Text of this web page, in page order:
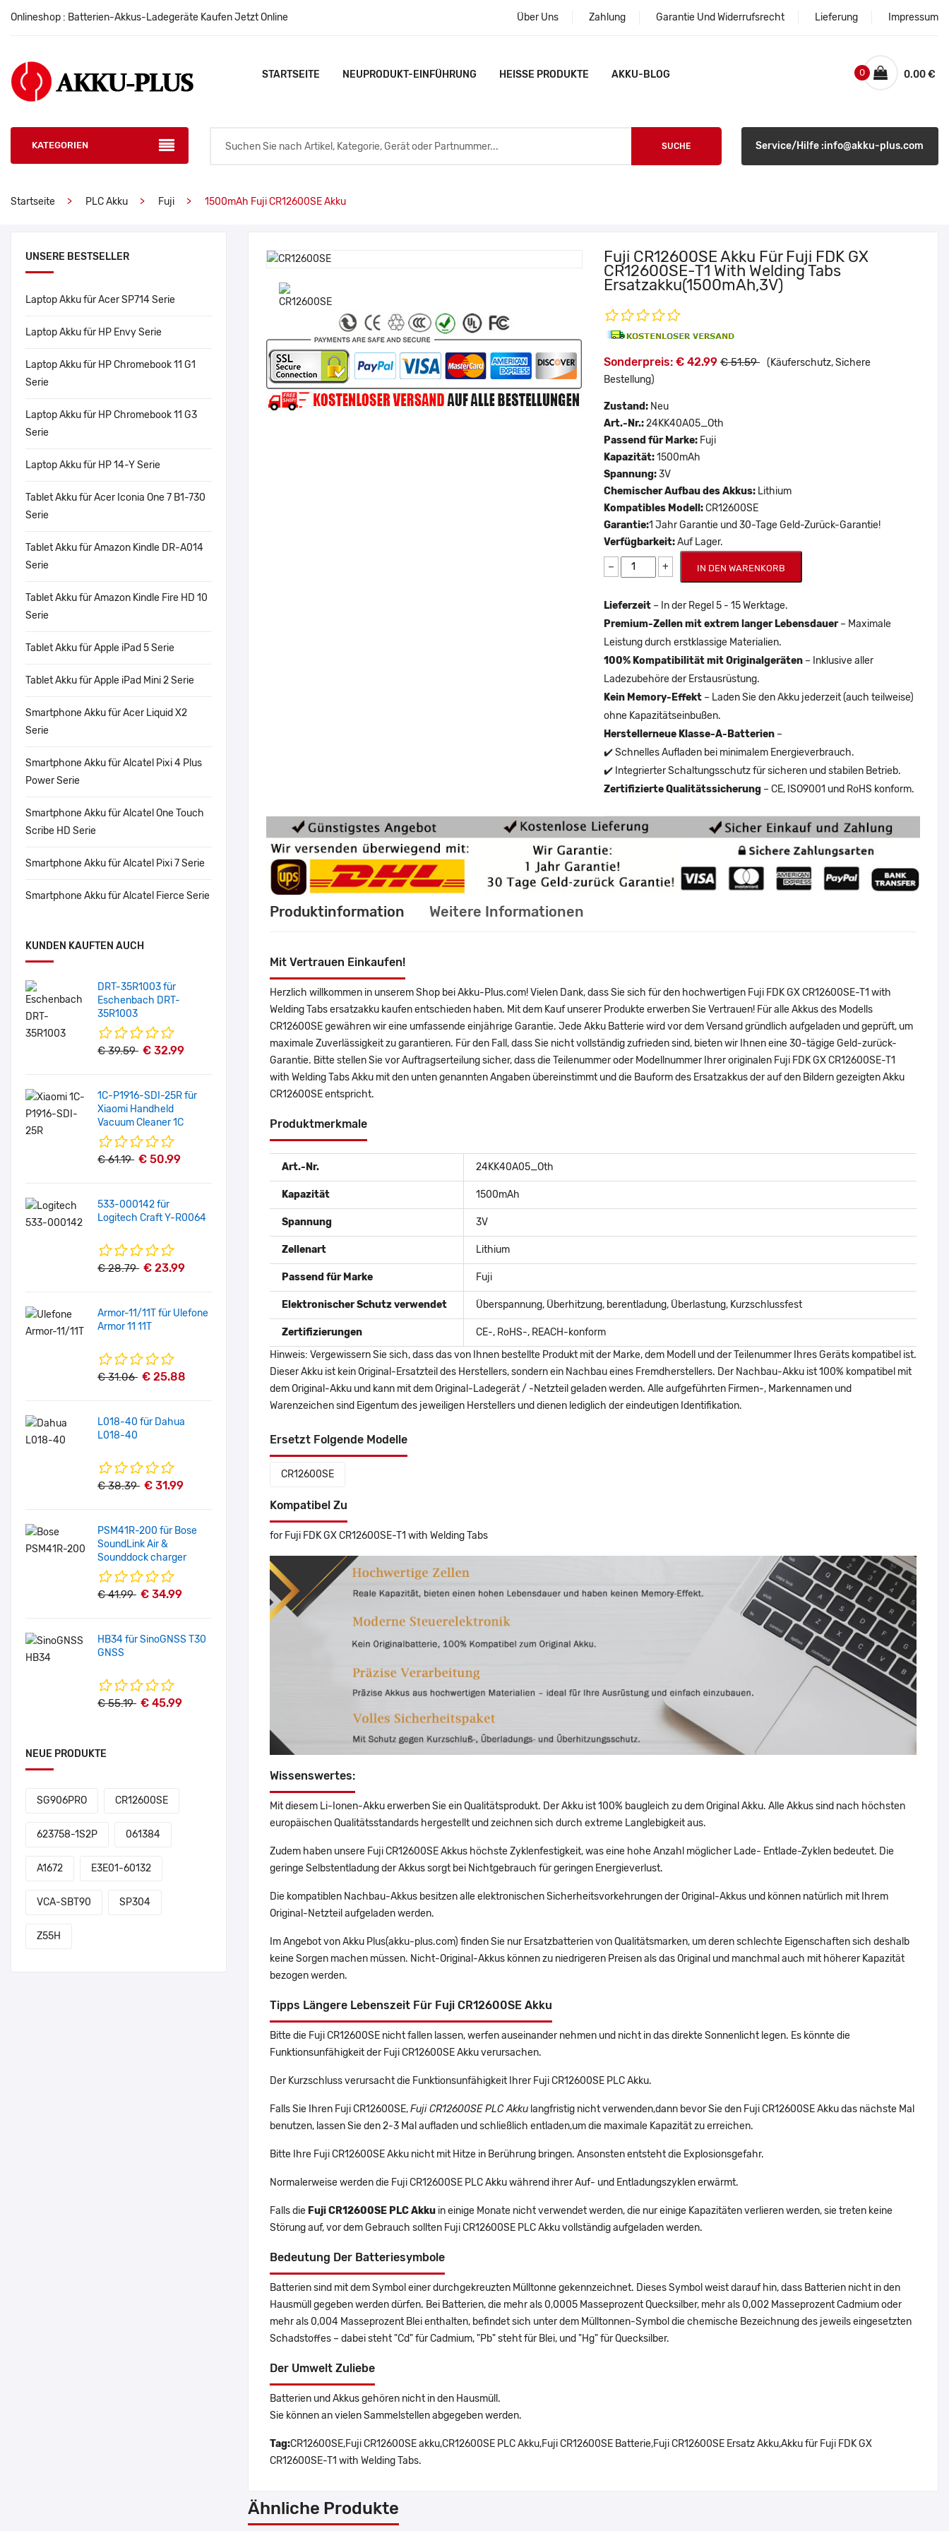
Onlineshop : Batterien-Akkus-Ladegeräte Kaufen Jetzt Online Über Uns Zahlung Garantie Und Widerrufsrecht Lieferung Impressum
STARTSEITE NEUPRODUKT-EINFÜHRUNG HEISSE PRODUKTE AKKU-BLOG 0.00 €
0
KATEGORIEN SUCHE Service/Hilfe :info@akku-plus.com
Startseite PLC Akku Fuji 1500mAh Fuji CR12600SE Akku
UNSERE BESTSELLER
Laptop Akku für Acer SP714 Serie
Laptop Akku für HP Envy Serie
Laptop Akku für HP Chromebook 11 G1
Serie
Laptop Akku für HP Chromebook 11 G3
Serie
Laptop Akku für HP 14-Y Serie
Tablet Akku für Acer Iconia One 7 B1-730
Serie
Tablet Akku für Amazon Kindle DR-A014
Serie
Tablet Akku für Amazon Kindle Fire HD 10
Serie
Tablet Akku für Apple iPad 5 Serie
Tablet Akku für Apple iPad Mini 2 Serie
Smartphone Akku für Acer Liquid X2
Serie
Smartphone Akku für Alcatel Pixi 4 Plus
Power Serie
Smartphone Akku für Alcatel One Touch
Scribe HD Serie
Smartphone Akku für Alcatel Pixi 7 Serie
Smartphone Akku für Alcatel Fierce Serie
KUNDEN KAUFTEN AUCH
DRT-35R1003 für
Eschenbach DRT-
35R1003
€ 39.59 € 32.99
1C-P1916-SDI-25R für
Xiaomi Handheld
Vacuum Cleaner 1C
€ 61.19 € 50.99
533-000142 für
Logitech Craft Y-R0064
€ 28.79 € 23.99
Armor-11/11T für Ulefone
Armor 11 11T
€ 31.06 € 25.88
L018-40 für Dahua
L018-40
€ 38.39 € 31.99
PSM41R-200 für Bose
SoundLink Air &
Sounddock charger
€ 41.99 € 34.99
HB34 für SinoGNSS T30
GNSS
€ 55.19 € 45.99
NEUE PRODUKTE
SG906PRO CR12600SE
623758-1S2P 061384
A1672 E3E01-60132
VCA-SBT90 SP304
Z55H
Fuji CR12600SE Akku Für Fuji FDK GX
CR12600SE-T1 With Welding Tabs
Ersatzakku(1500mAh,3V)
Sonderpreis: € 42.99 € 51.59 (Käuferschutz, Sichere
Bestellung)
Zustand: Neu
Art.-Nr.:24KK40A05_Oth
Passend für Marke: Fuji
Kapazität:1500mAh
Spannung:3V
Chemischer Aufbau des Akkus: Lithium
Kompatibles Modell:CR12600SE
Garantie:1 Jahr Garantie und 30-Tage Geld-Zurück-Garantie!
Verfügbarkeit:Auf Lager.
− + IN DEN WARENKORB
Lieferzeit – In der Regel 5 - 15 Werktage.
Premium-Zellen mit extrem langer Lebensdauer– Maximale
Leistung durch erstklassige Materialien.
100% Kompatibilität mit Originalgeräten – Inklusive aller
Ladezubehöre der Erstausrüstung.
Kein Memory-Effekt – Laden Sie den Akku jederzeit (auch teilweise)
ohne Kapazitätseinbußen.
Herstellerneue Klasse-A-Batterien –
✔️ Schnelles Aufladen bei minimalem Energieverbrauch.
✔️ Integrierter Schaltungsschutz für sicheren und stabilen Betrieb.
Zertifizierte Qualitätssicherung – CE, ISO9001 und RoHS konform.
Produktinformation Weitere Informationen
Mit Vertrauen Einkaufen!
Herzlich willkommen in unserem Shop bei Akku-Plus.com! Vielen Dank, dass Sie sich für den hochwertigen Fuji FDK GX CR12600SE-T1 with
Welding Tabs ersatzakku kaufen entschieden haben. Mit dem Kauf unserer Produkte erwerben Sie Vertrauen! Für alle Akkus des Modells
CR12600SE gewähren wir eine umfassende einjährige Garantie. Jede Akku Batterie wird vor dem Versand gründlich aufgeladen und geprüft, um
maximale Zuverlässigkeit zu garantieren. Für den Fall, dass Sie nicht vollständig zufrieden sind, bieten wir Ihnen eine 30-tägige Geld-zurück-
Garantie. Bitte stellen Sie vor Auftragserteilung sicher, dass die Teilenummer oder Modellnummer Ihrer originalen Fuji FDK GX CR12600SE-T1
with Welding Tabs Akku mit den unten genannten Angaben übereinstimmt und die Bauform des Ersatzakkus der auf den Bildern gezeigten Akku
CR12600SE entspricht.
Produktmerkmale
Art.-Nr. 24KK40A05_Oth
Kapazität 1500mAh
Spannung 3V
Zellenart Lithium
Passend für Marke Fuji
Elektronischer Schutz verwendet Überspannung, Überhitzung, berentladung, Überlastung, Kurzschlussfest
Zertifizierungen
CE-, RoHS-, REACH-konform
Hinweis: Vergewissern Sie sich, dass das von Ihnen bestellte Produkt mit der Marke, dem Modell und der Teilenummer Ihres Geräts kompatibel ist.
Dieser Akku ist kein Original-Ersatzteil des Herstellers, sondern ein Nachbau eines Fremdherstellers. Der Nachbau-Akku ist 100% kompatibel mit
dem Original-Akku und kann mit dem Original-Ladegerät / -Netzteil geladen werden. Alle aufgeführten Firmen-, Markennamen und
Warenzeichen sind Eigentum des jeweiligen Herstellers und dienen lediglich der eindeutigen Identifikation.
Ersetzt Folgende Modelle
CR12600SE
Kompatibel Zu
for Fuji FDK GX CR12600SE-T1 with Welding Tabs
Wissenswertes:
Mit diesem Li-Ionen-Akku erwerben Sie ein Qualitätsprodukt. Der Akku ist 100% baugleich zu dem Original Akku. Alle Akkus sind nach höchsten
europäischen Qualitätsstandards hergestellt und zeichnen sich durch extreme Langlebigkeit aus.
Zudem haben unsere Fuji CR12600SE Akkus höchste Zyklenfestigkeit, was eine hohe Anzahl möglicher Lade- Entlade-Zyklen bedeutet. Die
geringe Selbstentladung der Akkus sorgt bei Nichtgebrauch für geringen Energieverlust.
Die kompatiblen Nachbau-Akkus besitzen alle elektronischen Sicherheitsvorkehrungen der Original-Akkus und können natürlich mit Ihrem
Original-Netzteil aufgeladen werden.
Im Angebot von Akku Plus(akku-plus.com) finden Sie nur Ersatzbatterien von Qualitätsmarken, um deren schlechte Eigenschaften sich deshalb
keine Sorgen machen müssen. Nicht-Original-Akkus können zu niedrigeren Preisen als das Original und manchmal auch mit höherer Kapazität
bezogen werden.
Tipps Längere Lebenszeit Für Fuji CR12600SE Akku
Bitte die Fuji CR12600SE nicht fallen lassen, werfen auseinander nehmen und nicht in das direkte Sonnenlicht legen. Es könnte die
Funktionsunfähigkeit der Fuji CR12600SE Akku verursachen.
Der Kurzschluss verursacht die Funktionsunfähigkeit Ihrer Fuji CR12600SE PLC Akku.
Falls Sie Ihren Fuji CR12600SE,Fuji CR12600SE PLC Akku langfristig nicht verwenden,dann bevor Sie den Fuji CR12600SE Akku das nächste Mal
benutzen, lassen Sie den 2-3 Mal aufladen und schließlich entladen,um die maximale Kapazität zu erreichen.
Bitte Ihre Fuji CR12600SE Akku nicht mit Hitze in Berührung bringen. Ansonsten entsteht die Explosionsgefahr.
Normalerweise werden die Fuji CR12600SE PLC Akku während ihrer Auf- und Entladungszyklen erwärmt.
Falls die Fuji CR12600SE PLC Akku in einige Monate nicht verwendet werden, die nur einige Kapazitäten verlieren werden, sie treten keine
Störung auf, vor dem Gebrauch sollten Fuji CR12600SE PLC Akku vollständig aufgeladen werden.
Bedeutung Der Batteriesymbole
Batterien sind mit dem Symbol einer durchgekreuzten Mülltonne gekennzeichnet. Dieses Symbol weist darauf hin, dass Batterien nicht in den
Hausmüll gegeben werden dürfen. Bei Batterien, die mehr als 0,0005 Masseprozent Quecksilber, mehr als 0,002 Masseprozent Cadmium oder
mehr als 0,004 Masseprozent Blei enthalten, befindet sich unter dem Mülltonnen-Symbol die chemische Bezeichnung des jeweils eingesetzten
Schadstoffes – dabei steht "Cd" für Cadmium, "Pb" steht für Blei, und "Hg" für Quecksilber.
Der Umwelt Zuliebe
Batterien und Akkus gehören nicht in den Hausmüll.
Sie können an vielen Sammelstellen abgegeben werden.
Tag:CR12600SE,Fuji CR12600SE akku,CR12600SE PLC Akku,Fuji CR12600SE Batterie,Fuji CR12600SE Ersatz Akku,Akku für Fuji FDK GX
CR12600SE-T1 with Welding Tabs.
Ähnliche Produkte